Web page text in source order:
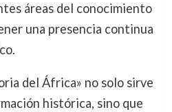
áreas del conocimiento
una presencia continua
del África» no solo sirve
histórica, sino que